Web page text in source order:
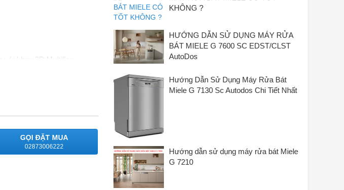
khay 3D Multiflex
GỌI ĐẶT MUA
02873006222
KHÔNG ?
HƯỚNG DẪN SỬ DỤNG MÁY RỬA
BÁT MIELE G 7600 SC EDST/CLST
AutoDos
Hướng Dẫn Sử Dụng Máy Rửa Bát
Miele G 7130 Sc Autodos Chi Tiết Nhất
Hướng dẫn sử dụng máy rửa bát Miele
G 7210